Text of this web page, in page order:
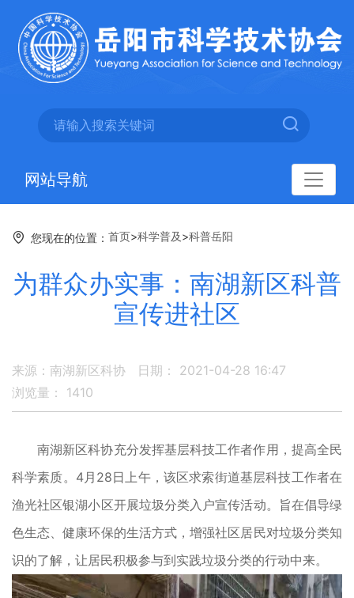
网站导航
您现在的位置： 首页>科学普及>科普岳阳
为群众办实事：南湖新区科普
宣传进社区
来源：南湖新区科协
日期： 2021-04-28 16:47
浏览量： 1410
南湖新区科协充分发挥基层科技工作者作用，提高全民
科学素质。4月28日上午，该区求索街道基层科技工作者在
渔光社区银湖小区开展垃圾分类入户宣传活动。旨在倡导绿
色生态、健康环保的生活方式，增强社区居民对垃圾分类知
识的了解，让居民积极参与到实践垃圾分类的行动中来。